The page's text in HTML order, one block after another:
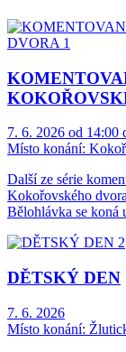
7. 6. 2026 od 14:00
Místo konání:
Další ze série
Kokořovského
Bělohlávka se koná
DĚTSKÝ DEN
7. 6. 2026
Místo konání: